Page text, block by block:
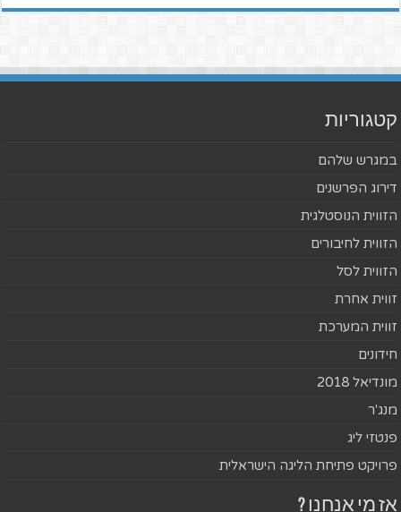
קטגוריות
במגרש שלהם
דירוג הפרשנים
הזווית הנוסטלגית
הזווית לחיבורים
הזווית לסל
זווית אחרת
זווית המערכת
חידונים
מונדיאל 2018
מנג'ר
פנטזי ליג
פרויקט פתיחת הליגה הישראלית
אז מי אנחנו ?